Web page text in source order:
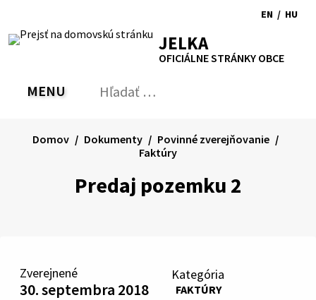
obsah
RSS MapaTlačiť
Zvýšiť
kontrast
písmapísma
EN
to
/ HU
JELKA
OFICIÁLNE STRÁNKY OBCE
PREPNÚŤ
MENU Hľadať:
Predaj pozemku 2
Domov Dokumenty
Povinné zverejňovanie
Faktúry
Zverejnené
30. septembra 2018
Kategória
FAKTÚRY